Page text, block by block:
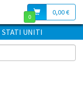
0,00 €
0
STATI UNITI